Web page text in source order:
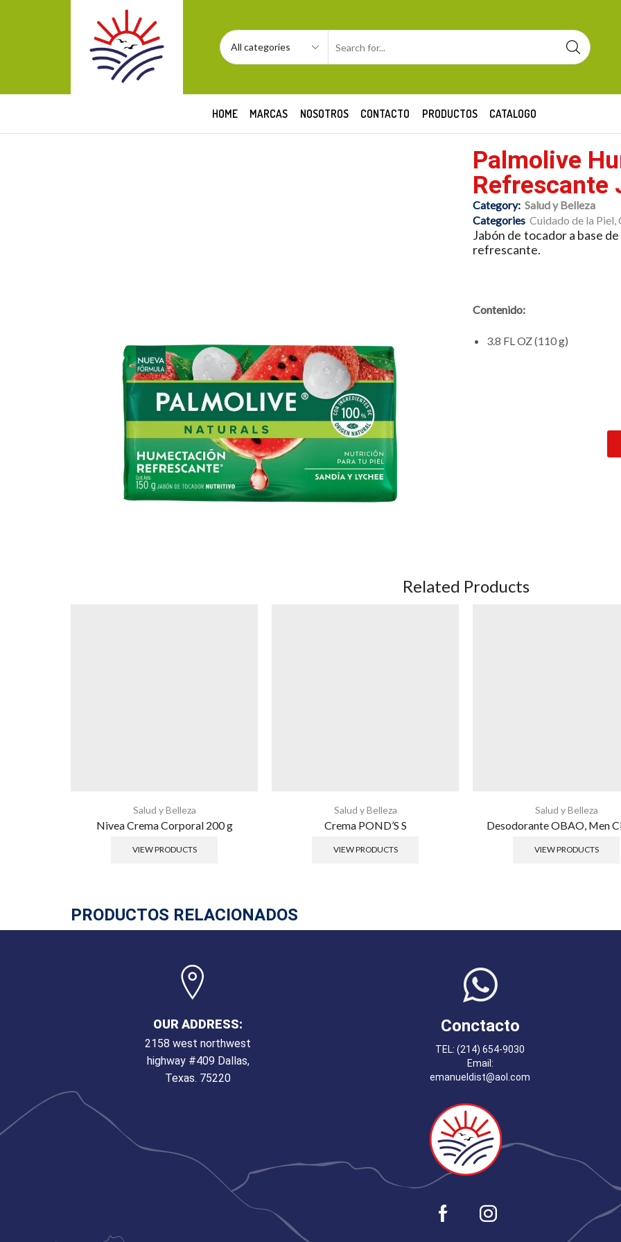
HOME MARCAS NOSOTROS CONTACTO PRODUCTOS CATALOGO
Palmolive
Refrescante
Category: Salud y Belleza
Categories Cuidado de la Piel,
Jabón de tocador a base
refrescante.
Contenido:
3.8 FL OZ (110 g)
Related Products
Salud y Belleza
Nivea Crema Corporal 200 g
VIEW PRODUCTS
Salud y Belleza
Crema POND’S S
VIEW PRODUCTS
Salud y Belleza
Desodorante OBAO, Men
VIEW PRODUCTS
PRODUCTOS RELACIONADOS
OUR ADDRESS:
2158 west northwest
highway #409 Dallas,
Texas. 75220
Conctacto
TEL: (214) 654-9030
Email:
emanueldist@aol.com